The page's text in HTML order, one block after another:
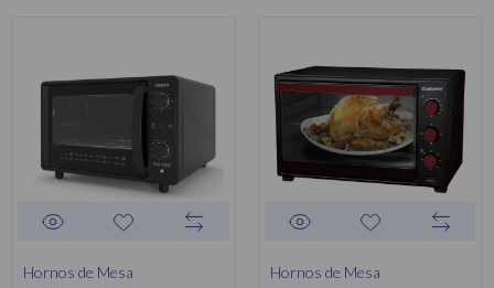
Hornos de Mesa Hornos de Mesa